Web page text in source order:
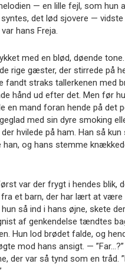
— en lille fejl, som hun
det lød sjovere —
hans Freja.
med en blød, døende
rige gæster, der stirrede på
fandt straks tallerkenen med
hånd ud efter det. Men før
en mand foran hende på det
med sin dyre smoking
hvilede på ham. Han så kun
han, og hans stemme
var der frygt i hendes blik,
et barn, der har lært at være
så ind i hans øjne, skete
af genkendelse tændtes
Hun lod brødet falde, og
mod hans ansigt. —
der var så tynd som en tråd.